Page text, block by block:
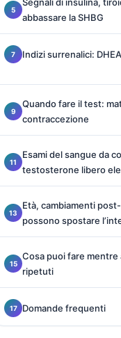
abbassare la SHBG
Indizi surrenalici:
Quando fare il test:
contraccezione
Esami del sangue da
testosterone libero
Età, cambiamenti
possono spostare
Cosa puoi fare
ripetuti
Domande frequenti